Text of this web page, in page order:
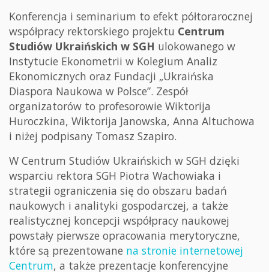
Konferencja i seminarium to efekt półtorarocznej
współpracy rektorskiego projektu Centrum
Studiów Ukraińskich w SGH ulokowanego w
Instytucie Ekonometrii w Kolegium Analiz
Ekonomicznych oraz Fundacji „Ukraińska
Diaspora Naukowa w Polsce”. Zespół
organizatorów to profesorowie Wiktorija
Huroczkina, Wiktorija Janowska, Anna Altuchowa
i niżej podpisany Tomasz Szapiro.
W Centrum Studiów Ukraińskich w SGH dzięki
wsparciu rektora SGH Piotra Wachowiaka i
strategii ograniczenia się do obszaru badań
naukowych i analityki gospodarczej, a także
realistycznej koncepcji współpracy naukowej
powstały pierwsze opracowania merytoryczne,
które są prezentowane na stronie internetowej
Centrum, a także prezentacje konferencyjne